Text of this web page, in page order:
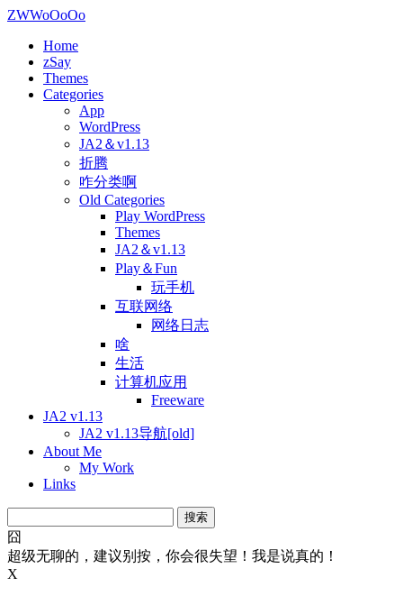
ZWWoOoOo
Home
zSay
Themes
Categories
App
WordPress
JA2＆v1.13
折腾
咋分类啊
Old Categories
Play WordPress
Themes
JA2＆v1.13
Play＆Fun
玩手机
互联网络
网络日志
啥
生活
计算机应用
Freeware
JA2 v1.13
JA2 v1.13导航[old]
About Me
My Work
Links
索：
囧
超级无聊的，建议别按，你会很失望！我是说真的！
X